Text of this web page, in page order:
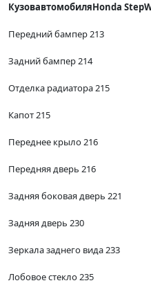
КузовавтомобиляHonda
Передний бампер 213
Задний бампер 214
Отделка радиатора 215
Капот 215
Переднее крыло 216
Передняя дверь 216
Задняя боковая дверь 221
Задняя дверь 230
Зеркала заднего вида 233
Лобовое стекло 235